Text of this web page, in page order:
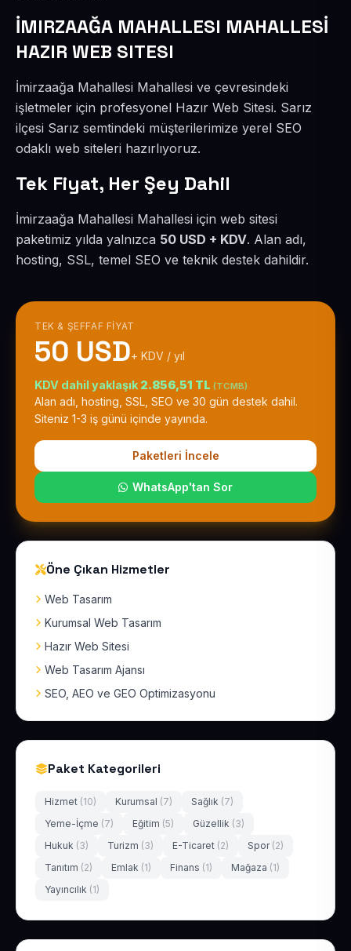
İMIRZAAĞA MAHALLESI MAHALLESİ
HAZIR WEB SITESI
İmirzaağa Mahallesi Mahallesi ve çevresindeki
işletmeler için profesyonel Hazır Web Sitesi. Sarız
ilçesi Sarız semtindeki müşterilerimize yerel SEO
odaklı web siteleri hazırlıyoruz.
Tek Fiyat, Her Şey Dahil
İmirzaağa Mahallesi Mahallesi için web sitesi
paketimiz yılda yalnızca 50 USD + KDV. Alan adı,
hosting, SSL, temel SEO ve teknik destek dahildir.
TEK & ŞEFFAF FIYAT
50 USD+ KDV / yıl
KDV dahil yaklaşık 2.856,51 TL (TCMB)
Alan adı, hosting, SSL, SEO ve 30 gün destek dahil.
Siteniz 1-3 iş günü içinde yayında.
Paketleri İncele
WhatsApp'tan Sor
Öne Çıkan Hizmetler
Web Tasarım
Kurumsal Web Tasarım
Hazır Web Sitesi
Web Tasarım Ajansı
SEO, AEO ve GEO Optimizasyonu
Paket Kategorileri
Hizmet (10) Kurumsal (7) Sağlık (7)
Yeme-İçme (7) Eğitim (5) Güzellik (3)
Hukuk (3) Turizm (3) E-Ticaret (2) Spor (2)
Tanıtım (2) Emlak (1) Finans (1) Mağaza (1)
Yayıncılık (1)